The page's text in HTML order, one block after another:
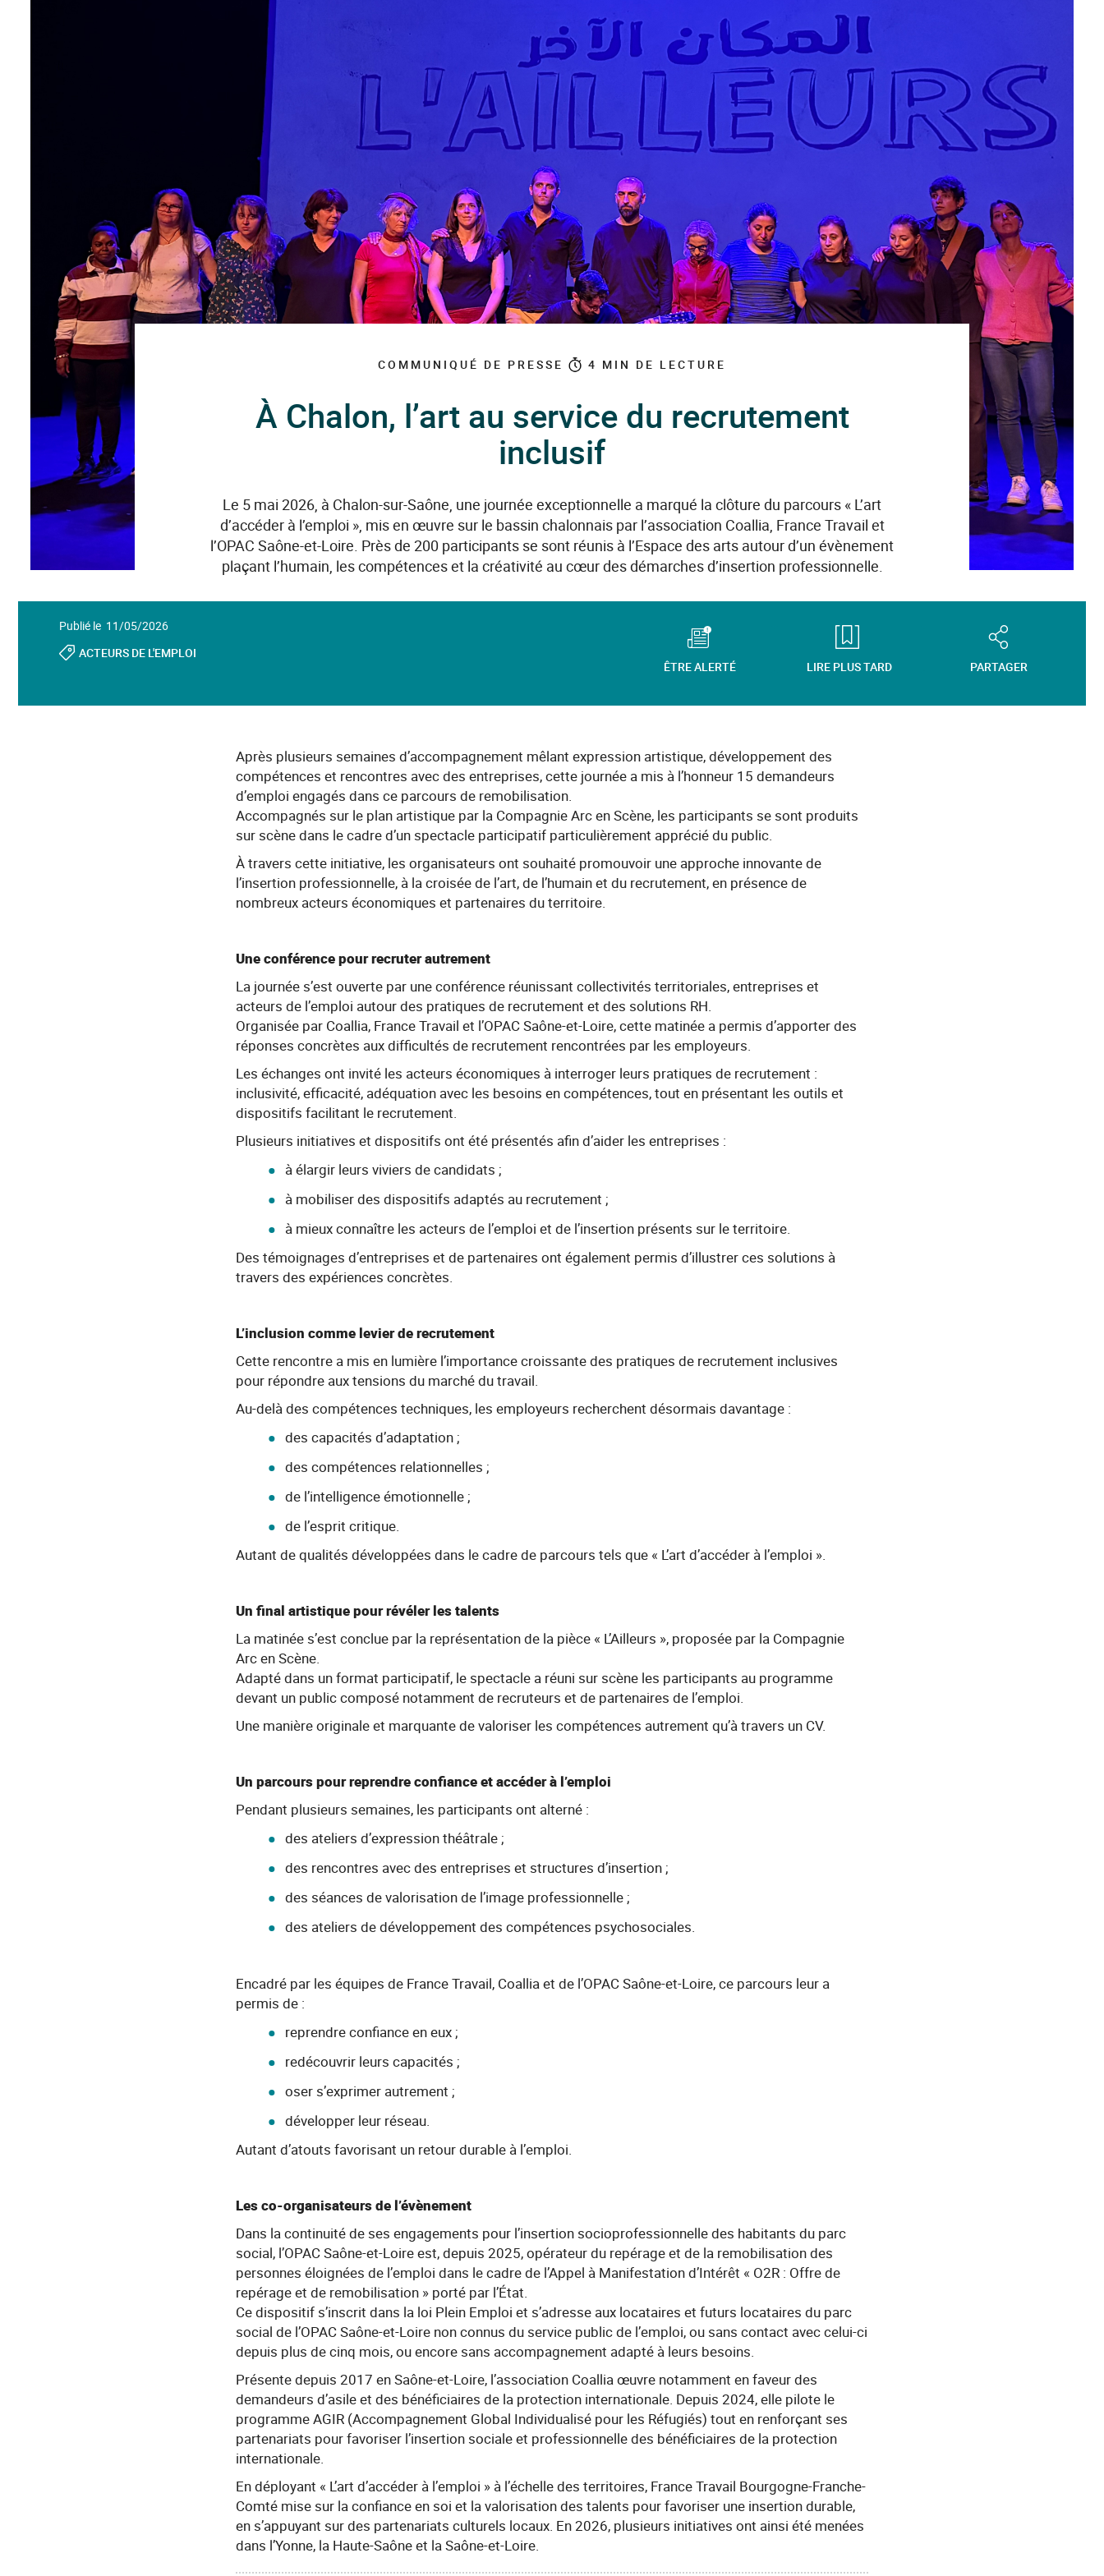
COMMUNIQUÉ DE PRESSE 4 MIN DE LECTURE
À Chalon, l’art au service du recrutement
inclusif
Le 5 mai 2026, à Chalon-sur-Saône, une journée exceptionnelle a marqué la clôture du parcours « L’art
d’accéder à l’emploi », mis en œuvre sur le bassin chalonnais par l’association Coallia, France Travail et
l’OPAC Saône-et-Loire. Près de 200 participants se sont réunis à l’Espace des arts autour d’un évènement
plaçant l’humain, les compétences et la créativité au cœur des démarches d’insertion professionnelle.
Publié le 11/05/2026
ACTEURS DE L'EMPLOI
ÊTRE ALERTÉ
LIRE PLUS TARD PARTAGER
Après plusieurs semaines d’accompagnement mêlant expression artistique, développement des
compétences et rencontres avec des entreprises, cette journée a mis à l’honneur 15 demandeurs
d’emploi engagés dans ce parcours de remobilisation.
Accompagnés sur le plan artistique par la Compagnie Arc en Scène, les participants se sont produits
sur scène dans le cadre d’un spectacle participatif particulièrement apprécié du public.
À travers cette initiative, les organisateurs ont souhaité promouvoir une approche innovante de
l’insertion professionnelle, à la croisée de l’art, de l’humain et du recrutement, en présence de
nombreux acteurs économiques et partenaires du territoire.
Une conférence pour recruter autrement
La journée s’est ouverte par une conférence réunissant collectivités territoriales, entreprises et
acteurs de l’emploi autour des pratiques de recrutement et des solutions RH.
Organisée par Coallia, France Travail et l’OPAC Saône-et-Loire, cette matinée a permis d’apporter des
réponses concrètes aux difficultés de recrutement rencontrées par les employeurs.
Les échanges ont invité les acteurs économiques à interroger leurs pratiques de recrutement :
inclusivité, efficacité, adéquation avec les besoins en compétences, tout en présentant les outils et
dispositifs facilitant le recrutement.
Plusieurs initiatives et dispositifs ont été présentés afin d’aider les entreprises :
à élargir leurs viviers de candidats ;
à mobiliser des dispositifs adaptés au recrutement ;
à mieux connaître les acteurs de l’emploi et de l’insertion présents sur le territoire.
Des témoignages d’entreprises et de partenaires ont également permis d’illustrer ces solutions à
travers des expériences concrètes.
L’inclusion comme levier de recrutement
Cette rencontre a mis en lumière l’importance croissante des pratiques de recrutement inclusives
pour répondre aux tensions du marché du travail.
Au-delà des compétences techniques, les employeurs recherchent désormais davantage :
des capacités d’adaptation ;
des compétences relationnelles ;
de l’intelligence émotionnelle ;
de l’esprit critique.
Autant de qualités développées dans le cadre de parcours tels que « L’art d’accéder à l’emploi ».
Un final artistique pour révéler les talents
La matinée s’est conclue par la représentation de la pièce « L’Ailleurs », proposée par la Compagnie
Arc en Scène.
Adapté dans un format participatif, le spectacle a réuni sur scène les participants au programme
devant un public composé notamment de recruteurs et de partenaires de l’emploi.
Une manière originale et marquante de valoriser les compétences autrement qu’à travers un CV.
Un parcours pour reprendre confiance et accéder à l’emploi
Pendant plusieurs semaines, les participants ont alterné :
des ateliers d’expression théâtrale ;
des rencontres avec des entreprises et structures d’insertion ;
des séances de valorisation de l’image professionnelle ;
des ateliers de développement des compétences psychosociales.
Encadré par les équipes de France Travail, Coallia et de l’OPAC Saône-et-Loire, ce parcours leur a
permis de :
reprendre confiance en eux ;
redécouvrir leurs capacités ;
oser s’exprimer autrement ;
développer leur réseau.
Autant d’atouts favorisant un retour durable à l’emploi.
Les co-organisateurs de l’évènement
Dans la continuité de ses engagements pour l’insertion socioprofessionnelle des habitants du parc
social, l’OPAC Saône-et-Loire est, depuis 2025, opérateur du repérage et de la remobilisation des
personnes éloignées de l’emploi dans le cadre de l’Appel à Manifestation d’Intérêt « O2R : Offre de
repérage et de remobilisation » porté par l’État.
Ce dispositif s’inscrit dans la loi Plein Emploi et s’adresse aux locataires et futurs locataires du parc
social de l’OPAC Saône-et-Loire non connus du service public de l’emploi, ou sans contact avec celui-ci
depuis plus de cinq mois, ou encore sans accompagnement adapté à leurs besoins.
Présente depuis 2017 en Saône-et-Loire, l’association Coallia œuvre notamment en faveur des
demandeurs d’asile et des bénéficiaires de la protection internationale. Depuis 2024, elle pilote le
programme AGIR (Accompagnement Global Individualisé pour les Réfugiés) tout en renforçant ses
partenariats pour favoriser l’insertion sociale et professionnelle des bénéficiaires de la protection
internationale.
En déployant « L’art d’accéder à l’emploi » à l’échelle des territoires, France Travail Bourgogne-Franche-
Comté mise sur la confiance en soi et la valorisation des talents pour favoriser une insertion durable,
en s’appuyant sur des partenariats culturels locaux. En 2026, plusieurs initiatives ont ainsi été menées
dans l’Yonne, la Haute-Saône et la Saône-et-Loire.